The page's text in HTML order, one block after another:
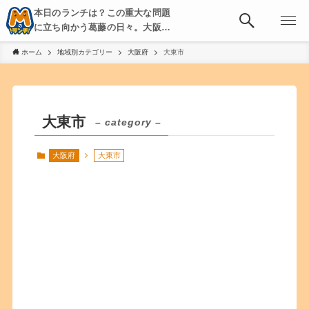
本日のランチは？この重大な問題
に立ち向かう葛藤の日々。大阪・
京都・神戸を中心とした食べ歩
き、飲み歩きを綴る。
ホーム 地域別カテゴリー 大阪府 大東市
大東市 – category –
大阪府 大東市